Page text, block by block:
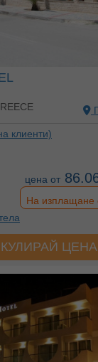
клиенти)
цена от
На изплащане
ЦЕНА